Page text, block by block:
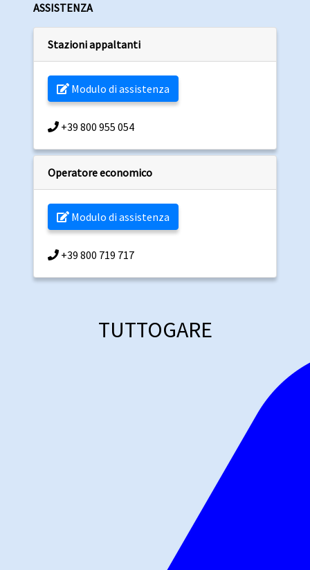
ASSISTENZA
Stazioni appaltanti
Modulo di assistenza
+39 800 955 054
Operatore economico
Modulo di assistenza
+39 800 719 717
TUTTOGARE